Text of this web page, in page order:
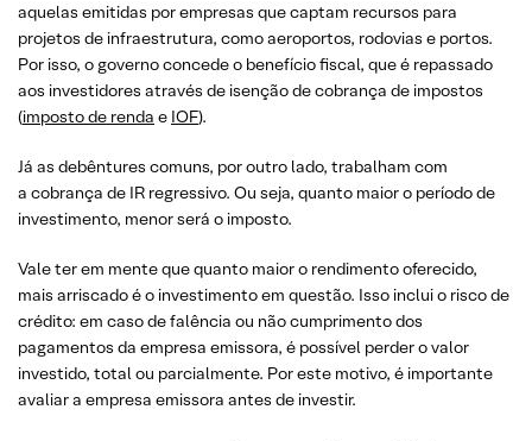
aquelas emitidas por empresas que captam recursos para
projetos de infraestrutura, como aeroportos, rodovias e portos.
Por isso, o governo concede o benefício fiscal, que é repassado
aos investidores através de isenção de cobrança de impostos
(imposto de renda e IOF).
Já as debêntures comuns, por outro lado, trabalham com
a cobrança de IR regressivo. Ou seja, quanto maior o período de
investimento, menor será o imposto.
Vale ter em mente que quanto maior o rendimento oferecido,
mais arriscado é o investimento em questão. Isso inclui o risco de
crédito: em caso de falência ou não cumprimento dos
pagamentos da empresa emissora, é possível perder o valor
investido, total ou parcialmente. Por este motivo, é importante
avaliar a empresa emissora antes de investir.